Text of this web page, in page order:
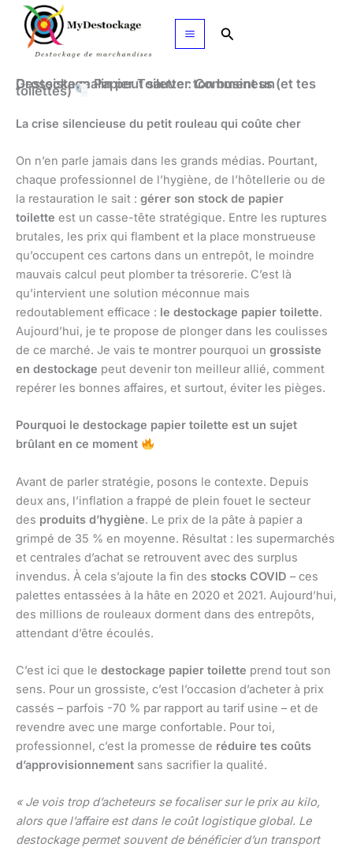
Aller
contenu
Rechercher
Destockage Papier Toilette : Comment un Grossiste malin peut sauver ton business (et tes
toilettes)
La crise silencieuse du petit rouleau qui coûte cher
On n’en parle jamais dans les grands médias. Pourtant,
chaque professionnel de l’hygiène, de l’hôtellerie ou de
la restauration le sait : gérer son stock de papier
toilette est un casse-tête stratégique. Entre les ruptures
brutales, les prix qui flambent et la place monstrueuse
qu’occupent ces cartons dans un entrepôt, le moindre
mauvais calcul peut plomber ta trésorerie. C’est là
qu’intervient une solution méconnue mais
redoutablement efficace : le destockage papier toilette.
Aujourd’hui, je te propose de plonger dans les coulisses
de ce marché. Je vais te montrer pourquoi un grossiste
en destockage peut devenir ton meilleur allié, comment
repérer les bonnes affaires, et surtout, éviter les pièges.
Pourquoi le destockage papier toilette est un sujet
brûlant en ce moment
Avant de parler stratégie, posons le contexte. Depuis
deux ans, l’inflation a frappé de plein fouet le secteur
des produits d’hygiène. Le prix de la pâte à papier a
grimpé de 35 % en moyenne. Résultat : les supermarchés
et centrales d’achat se retrouvent avec des surplus
invendus. À cela s’ajoute la fin des stocks COVID – ces
palettes entassées à la hâte en 2020 et 2021. Aujourd’hui,
des millions de rouleaux dorment dans des entrepôts,
attendant d’être écoulés.
C’est ici que le destockage papier toilette prend tout son
sens. Pour un grossiste, c’est l’occasion d’acheter à prix
cassés – parfois -70 % par rapport au tarif usine – et de
revendre avec une marge confortable. Pour toi,
professionnel, c’est la promesse de réduire tes coûts
d’approvisionnement sans sacrifier la qualité.
« Je vois trop d’acheteurs se focaliser sur le prix au kilo,
alors que l’affaire est dans le coût logistique global. Le
destockage permet souvent de bénéficier d’un transport